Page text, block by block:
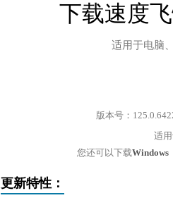
下载速度
适用于电脑
版本号：
适
您还可以下载Windows
更新特性：